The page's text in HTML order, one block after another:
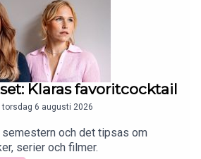
Klaras favoritcocktail
torsdag 6 augusti 2026
och det tipsas om
serier och filmer.